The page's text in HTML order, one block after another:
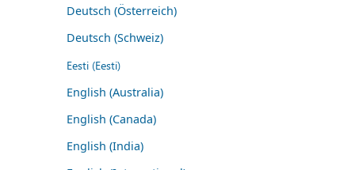
Deutsch (Österreich)
Deutsch (Schweiz)
Eesti (Eesti)
English (Australia)
English (Canada)
English (India)